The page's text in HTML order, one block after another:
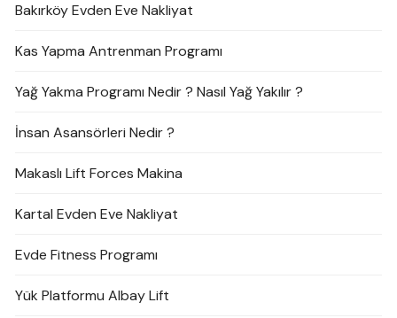
Bakırköy Evden Eve Nakliyat
Kas Yapma Antrenman Programı
Yağ Yakma Programı Nedir ? Nasıl Yağ Yakılır ?
İnsan Asansörleri Nedir ?
Makaslı Lift Forces Makina
Kartal Evden Eve Nakliyat
Evde Fitness Programı
Yük Platformu Albay Lift